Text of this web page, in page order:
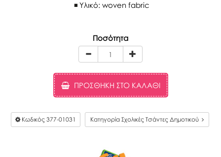
Υλικό: woven fabric
Ποσότητα
ΠΡΟΣΘΉΚΗ ΣΤΟ ΚΑΛΆΘΙ
Κωδικός 377-01031 Κατηγορία Σχολικές Τσάντες Δημοτικού